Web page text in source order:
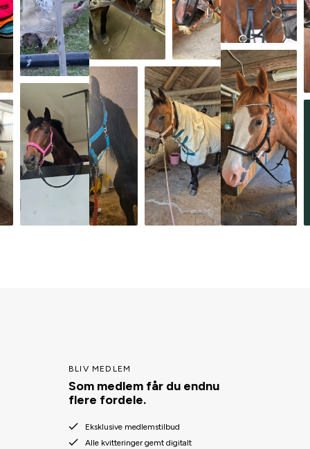
BLIV MEDLEM
Som medlem får du endnu
flere fordele.
Eksklusive medlemstilbud
Alle kvitteringer gemt digitalt